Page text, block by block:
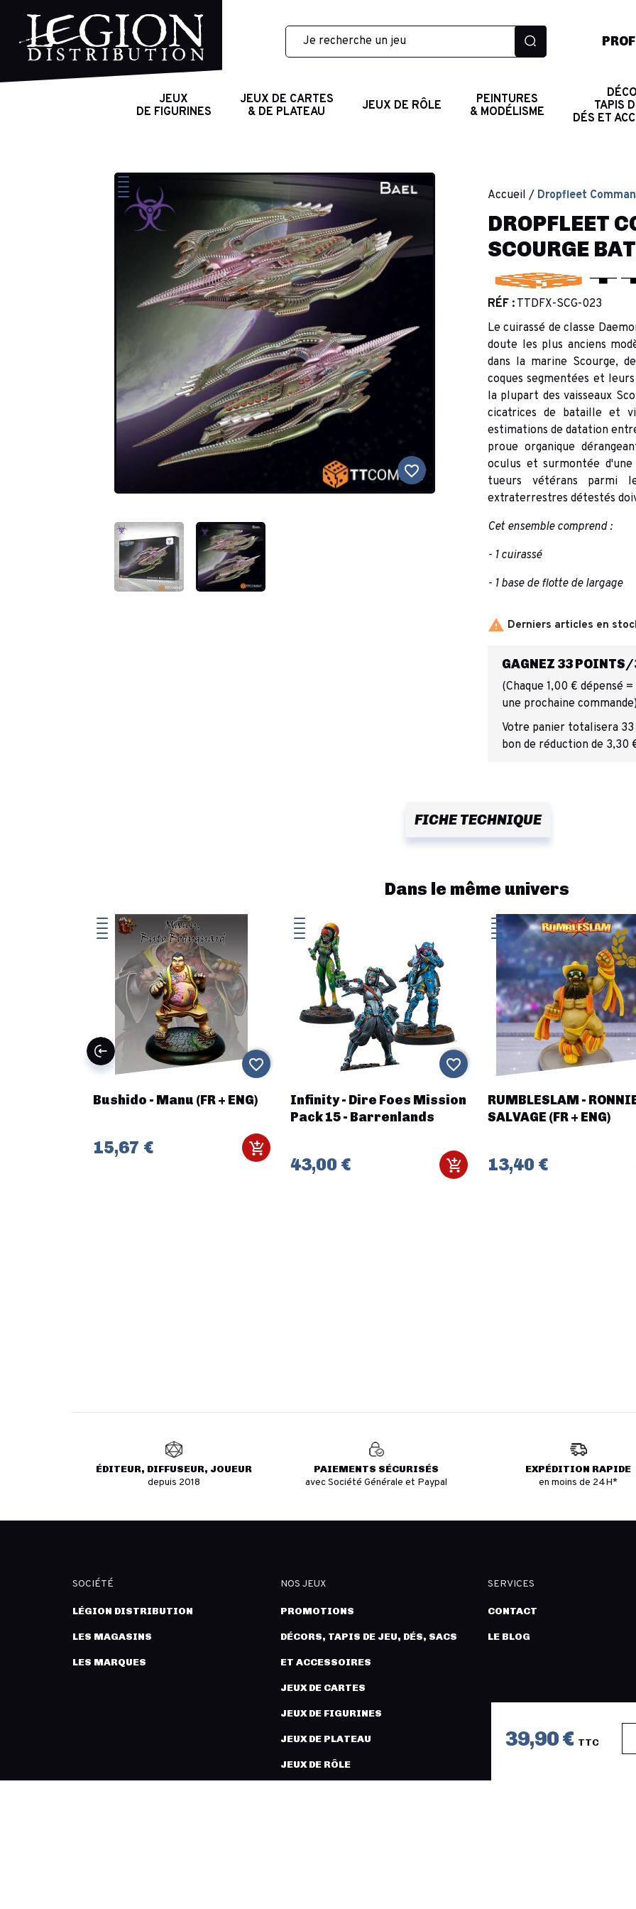
JEUX
DE FIGURINES
JEUX DE CARTES
& DE PLATEAU
JEUX DE RÔLE
PEINTURES
& MODÉLISME
TAPIS
DÉS ET
favorite_border
Accueil Dropfleet
DROPFLEET
SCOURGE
RÉF : TTDFX-SCG-023
Le cuirassé de classe
doute les plus anciens
dans la marine Scourge,
coques segmentées et
la plupart des vaisseaux
cicatrices de bataille et
estimations de datation
proue organique
oculus et surmontée
tueurs vétérans parmi
extraterrestres détestés
Cet ensemble comprend :
- 1 cuirassé
- 1 base de flotte de largage
39,90 € TTC
 Derniers articles en
GAGNEZ 33
(Chaque 1,00 € dépensé
une prochaine commande)
Votre panier totalisera
bon de réduction de 3,30
FICHE TECHNIQUE
Dans le même univers
Bushido - Manu (FR + ENG)
15,67 €
favorite_border
Infinity - Dire Foes Mission
Pack 15 - Barrenlands
43,00 €
favorite_border
RUMBLESLAM -
SALVAGE (FR + ENG)
13,40 €
ÉDITEUR, DIFFUSEUR, JOUEUR
depuis 2018
PAIEMENTS SÉCURISÉS
avec Société Générale et Paypal
EXPÉDITION RAPIDE
en moins de 24H*
SOCIÉTÉ
LÉGION DISTRIBUTION
LES MAGASINS
LES MARQUES
NOS JEUX
PROMOTIONS
DÉCORS, TAPIS DE JEU, DÉS, SACS
ET ACCESSOIRES
JEUX DE CARTES
JEUX DE FIGURINES
JEUX DE PLATEAU
JEUX DE RÔLE
SERVICES
CONTACT
LE BLOG